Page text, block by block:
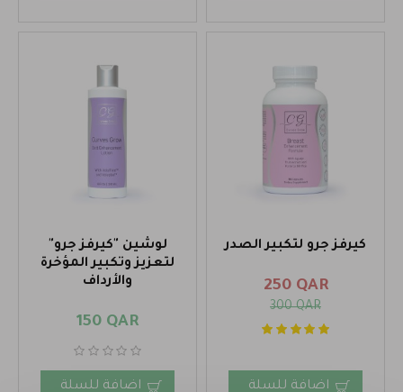
كيرفز جرو لتكبير الصدر
250 QAR
300 QAR
اضافة للسلة
لوشين "كيرفز جرو"
لتعزيز وتكبير المؤخرة
والأرداف
150 QAR
اضافة للسلة